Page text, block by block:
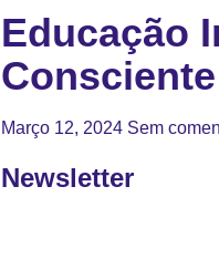
Educação
Consciente
Março 12, 2024 Sem
Newsletter